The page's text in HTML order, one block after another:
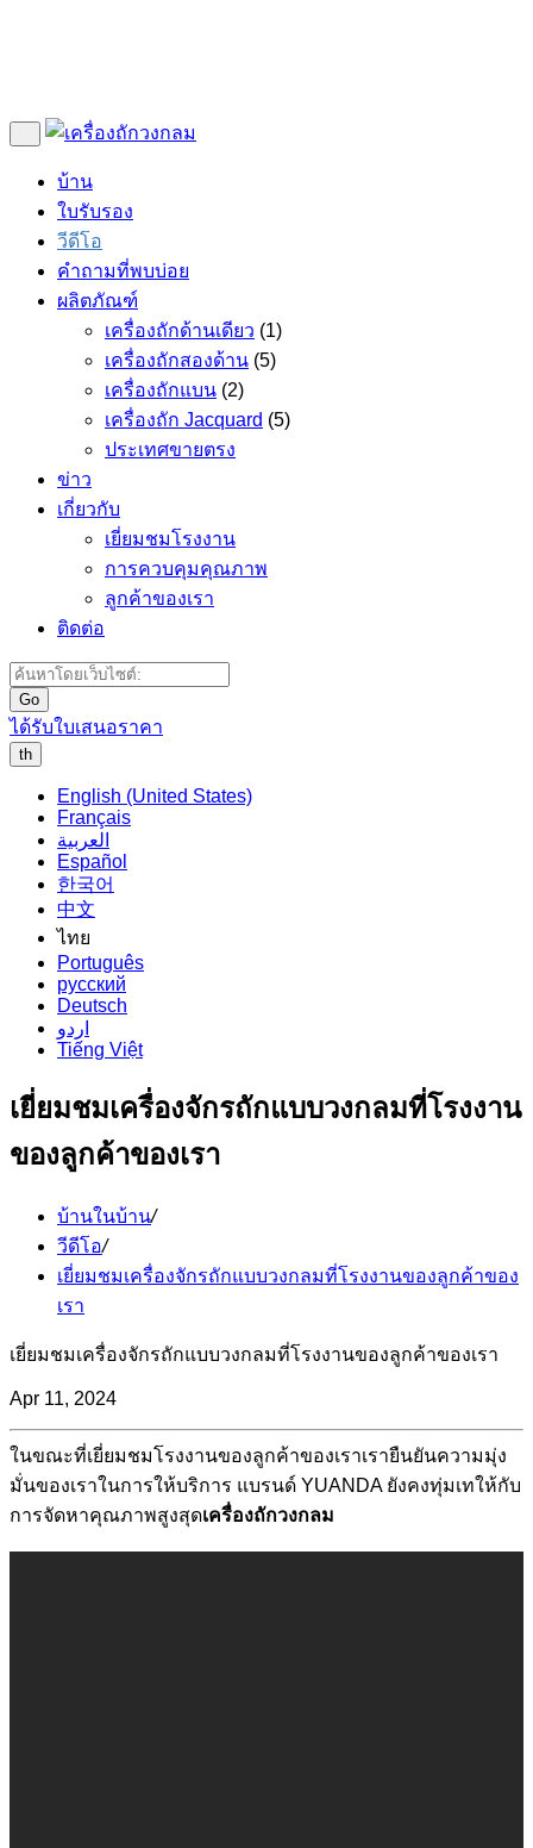
บ้าน
ใบรับรอง
วีดีโอ
คำถามที่พบบ่อย
ผลิตภัณฑ์
เครื่องถักด้านเดียว (1)
เครื่องถักสองด้าน (5)
เครื่องถักแบน (2)
เครื่องถัก Jacquard (5)
ประเทศขายตรง
ข่าว
เกี่ยวกับ
เยี่ยมชมโรงงาน
การควบคุมคุณภาพ
ลูกค้าของเรา
ติดต่อ
Go
ได้รับใบเสนอราคา
th
English (United States)
Français
العربية
Español
한국어
中文
ไทย
Português
русский
Deutsch
اردو
Tiếng Việt
เยี่ยมชมเครื่องจักรถักแบบวงกลมที่โรงงาน
ของลูกค้าของเรา
บ้านในบ้าน/
วีดีโอ/
เยี่ยมชมเครื่องจักรถักแบบวงกลมที่โรงงานของลูกค้าของ
เรา
เยี่ยมชมเครื่องจักรถักแบบวงกลมที่โรงงานของลูกค้าของเรา
Apr 11, 2024
ในขณะที่เยี่ยมชมโรงงานของลูกค้าของเราเรายืนยันความมุ่ง
มั่นของเราในการให้บริการ แบรนด์ YUANDA ยังคงทุ่มเทให้กับ
การจัดหาคุณภาพสูงสุดเครื่องถักวงกลม